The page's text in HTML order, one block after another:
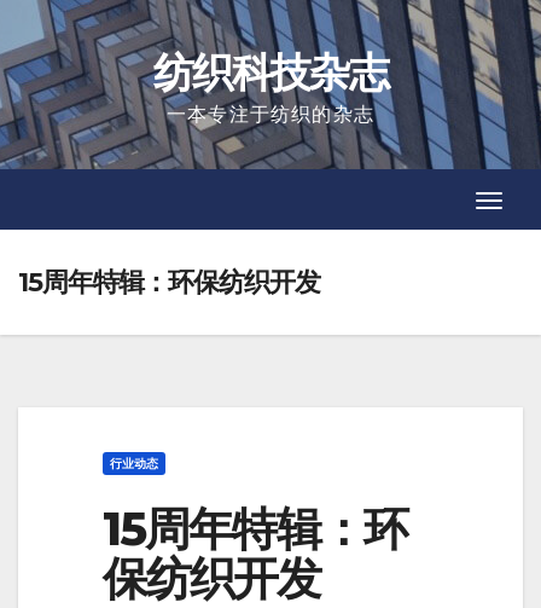
to
content
纺织科技杂志
一本专注于纺织的杂志
15周年特辑：环保纺织开发
行业动态
15周年特辑：环
保纺织开发